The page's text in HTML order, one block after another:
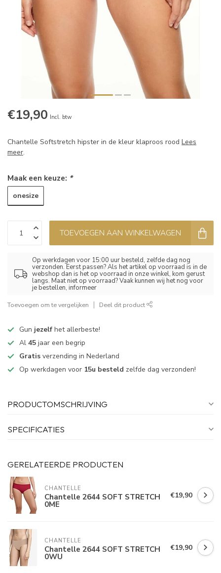
€19,90 Incl. btw
Chantelle Softstretch hipster in de kleur klaproos rood Lees
meer.
Maak een keuze: *
onesize
TOEVOEGEN AAN WINKELWAGEN
Op werkdagen voor 15:00 uur besteld, zelfde dag nog
verzonden. Eerst passen? Als het artikel op voorraad is in de
webshop dan is het op voorraad in onze winkel, kom gerust
langs. Maat niet op voorraad? Vaak kunnen wij het nog voor
je bestellen, informeer
Toevoegen om te vergelijken Deel dit product
Gun jezelf het allerbeste!
Al 45 jaar een begrip
Gratis verzending in Nederland
Op werkdagen voor 15u besteld zelfde dag verzonden!
PRODUCTOMSCHRIJVING
SPECIFICATIES
GERELATEERDE PRODUCTEN
CHANTELLE
Chantelle 2644 SOFT STRETCH
0ME
€19,90
CHANTELLE
Chantelle 2644 SOFT STRETCH
0WU
€19,90